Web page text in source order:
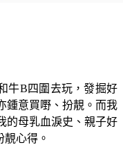
牛B四圍去玩，發掘好
鍾意買嘢、扮靚。而我
的母乳血淚史、親子好
心得。